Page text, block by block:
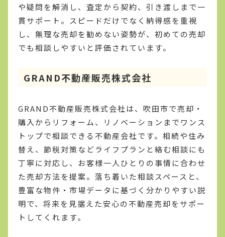
や疑問を解消し、査定から契約、引き渡しまで一
貫サポート。スピードだけでなく納得感を重視
し、無理な売却を勧めない姿勢が、初めての売却
でも相談しやすいと評価されています。
GRAND不動産販売株式会社
GRAND不動産販売株式会社は、吹田市で売却・
購入からリフォーム、リノベーションまでワンス
トップで相談できる不動産会社です。相続や住み
替え、節税対策などライフプランと絡む相談にも
丁寧に対応し、お客様一人ひとりの事情に合わせ
た売却方法を提案。落ち着いた相談スペースと、
豊富な物件・市場データに基づく分かりやすい説
明で、将来を見据えた安心の不動産売却をサポー
トしてくれます。